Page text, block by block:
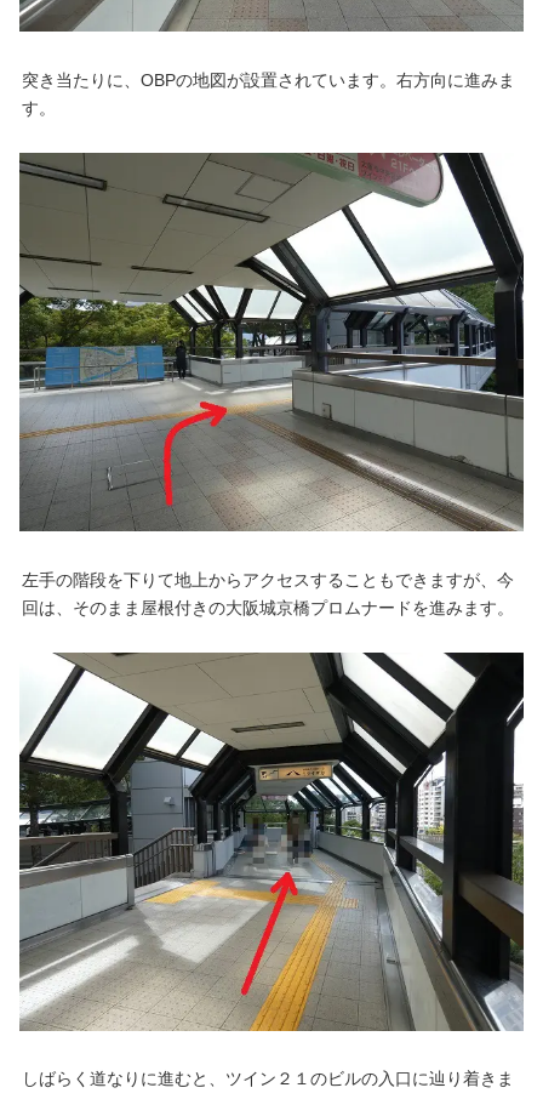
突き当たりに、OBPの地図が設置されています。右方向に進みま
す。
左手の階段を下りて地上からアクセスすることもできますが、今
回は、そのまま屋根付きの大阪城京橋プロムナードを進みます。
しばらく道なりに進むと、ツイン２１のビルの入口に辿り着きま